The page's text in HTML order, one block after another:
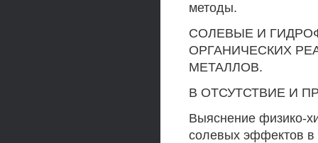
методы.
СОЛЕВЫЕ И
ОРГАНИЧЕСКИХ
МЕТАЛЛОВ.
В ОТСУТСТВИЕ И
Выяснение физико-
солевых эффектов в